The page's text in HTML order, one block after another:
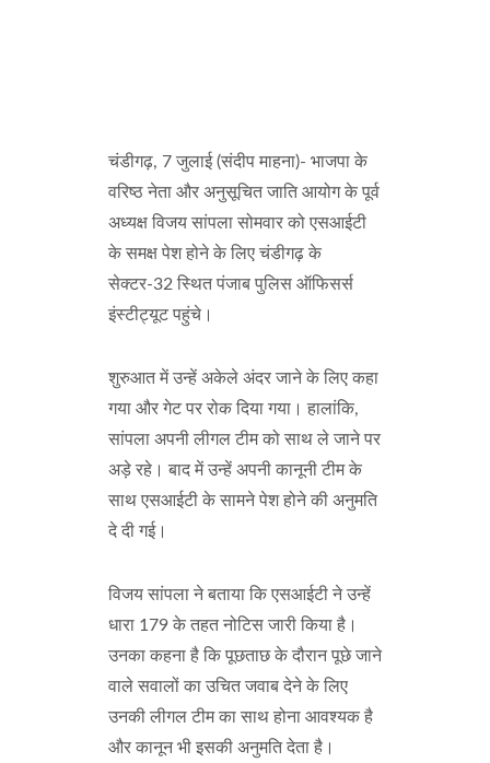
चंडीगढ़, 7 जुलाई (संदीप माहना)- भाजपा के
वरिष्ठ नेता और अनुसूचित जाति आयोग के पूर्व
अध्यक्ष विजय सांपला सोमवार को एसआईटी
के समक्ष पेश होने के लिए चंडीगढ़ के
सेक्टर-32 स्थित पंजाब पुलिस ऑफिसर्स
इंस्टीट्यूट पहुंचे।
शुरुआत में उन्हें अकेले अंदर जाने के लिए कहा
गया और गेट पर रोक दिया गया। हालांकि,
सांपला अपनी लीगल टीम को साथ ले जाने पर
अड़े रहे। बाद में उन्हें अपनी कानूनी टीम के
साथ एसआईटी के सामने पेश होने की अनुमति
दे दी गई।
विजय सांपला ने बताया कि एसआईटी ने उन्हें
धारा 179 के तहत नोटिस जारी किया है।
उनका कहना है कि पूछताछ के दौरान पूछे जाने
वाले सवालों का उचित जवाब देने के लिए
उनकी लीगल टीम का साथ होना आवश्यक है
और कानून भी इसकी अनुमति देता है।